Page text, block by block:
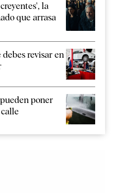
la
que arrasa
debes revisar en
poner